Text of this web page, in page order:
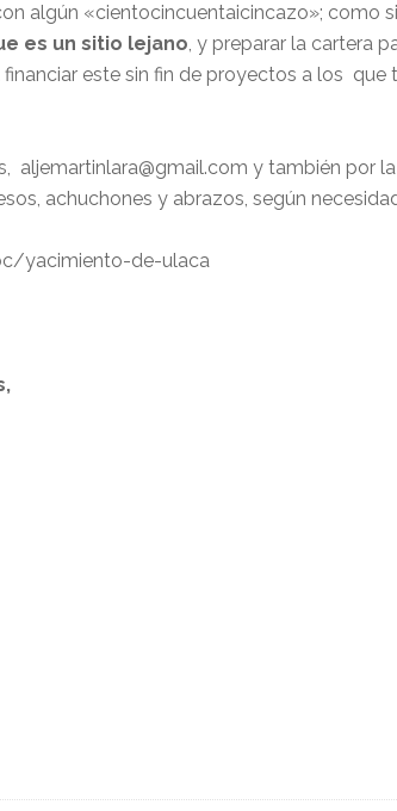
algún «cientocincuentaicincazo»; como
es un sitio lejano, y preparar la cartera
este sin fin de proyectos a los
aljemartinlara@gmail.com y también por
achuchones y abrazos, según
yacimiento-de-ulaca